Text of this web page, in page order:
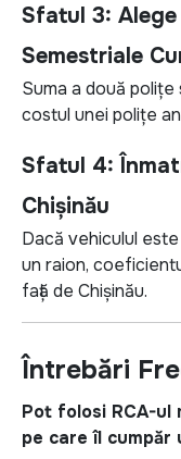
Sfatul 3: Alege
Semestriale
Suma a două
costul unei polițe
Sfatul 4:
Chișinău
Dacă vehiculul
un raion,
față de Chișinău.
Întrebări
Pot folosi RCA-
pe care îl cumpăr